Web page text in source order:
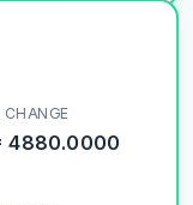
CHANGE
4880.0000